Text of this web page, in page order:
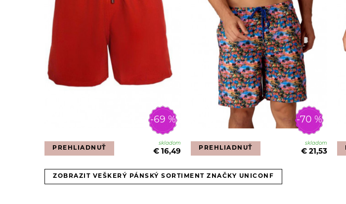
-69 %
PREHLIADNUŤ
skladom
€ 16,49
-70 %
PREHLIADNUŤ
skladom
€ 21,53
ZOBRAZIT VEŠKERÝ PÁNSKÝ SORTIMENT ZNAČKY UNICONF